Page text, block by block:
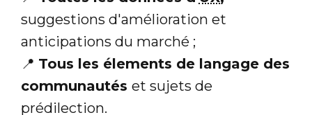
suggestions d'amélioration et
anticipations du marché ;
📍 Tous les élements de langage des
communautés et sujets de
prédilection.